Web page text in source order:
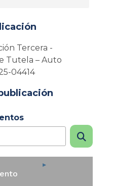
Tercera -
Tutela – Auto
04414